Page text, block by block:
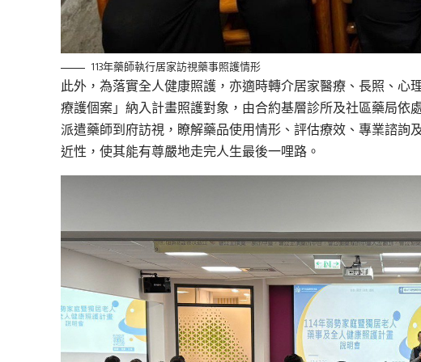
113年藥師執行居家訪視藥事照護情形
此外，為落實全人健康照護，亦適時轉介居家醫療、長照、心
療護個案」納入計畫照護對象，由合約基層診所及社區藥局依
派遣藥師到府訪視，瞭解藥品使用情形、評估療效、專業諮詢
近性，使其能有尊嚴地走完人生最後一哩路。